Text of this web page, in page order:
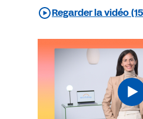
Regarder la vidéo